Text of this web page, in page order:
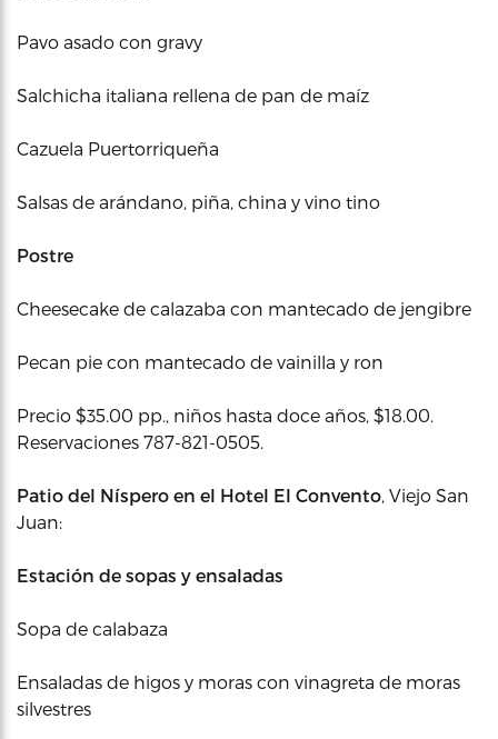
Pavo asado con gravy
Salchicha italiana rellena de pan de maíz
Cazuela Puertorriqueña
Salsas de arándano, piña, china y vino tino
Postre
Cheesecake de calazaba con mantecado de jengibre
Pecan pie con mantecado de vainilla y ron
Precio $35.00 pp., niños hasta doce años, $18.00.
Reservaciones 787-821-0505.
Patio del Níspero en el Hotel El Convento, Viejo San
Juan:
Estación de sopas y ensaladas
Sopa de calabaza
Ensaladas de higos y moras con vinagreta de moras
silvestres